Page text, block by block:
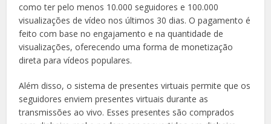
como ter pelo menos 10.000 seguidores e 100.000
visualizações de vídeo nos últimos 30 dias. O pagamento é
feito com base no engajamento e na quantidade de
visualizações, oferecendo uma forma de monetização
direta para vídeos populares.
Além disso, o sistema de presentes virtuais permite que os
seguidores enviem presentes virtuais durante as
transmissões ao vivo. Esses presentes são comprados